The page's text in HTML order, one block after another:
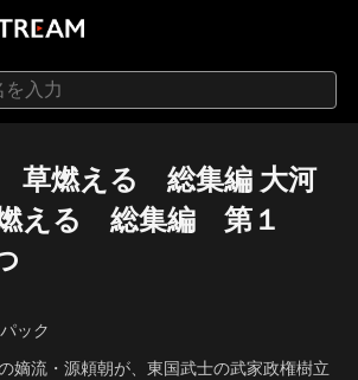
草燃える 総集編 大河
える 総集編 第１
ック
嫡流・源頼朝が、東国武士の武家政権樹立